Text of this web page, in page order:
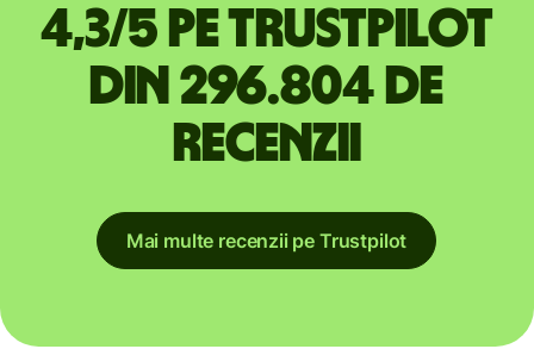
4,3/5 pe Trustpilot
din 296.804 de
recenzii
Mai multe recenzii pe Trustpilot